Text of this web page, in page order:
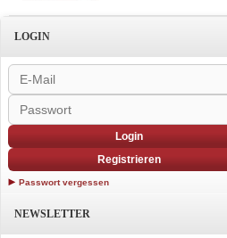
LOGIN
Login
Registrieren
Passwort vergessen
NEWSLETTER